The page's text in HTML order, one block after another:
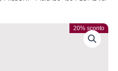
20% sconto